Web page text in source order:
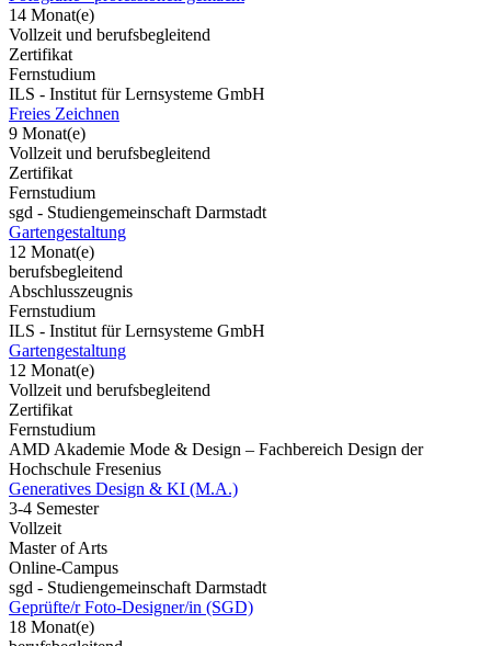
14 Monat(e)
Vollzeit und berufsbegleitend
Zertifikat
Fernstudium
ILS - Institut für Lernsysteme GmbH
Freies Zeichnen
9 Monat(e)
Vollzeit und berufsbegleitend
Zertifikat
Fernstudium
sgd - Studiengemeinschaft Darmstadt
Gartengestaltung
12 Monat(e)
berufsbegleitend
Abschlusszeugnis
Fernstudium
ILS - Institut für Lernsysteme GmbH
Gartengestaltung
12 Monat(e)
Vollzeit und berufsbegleitend
Zertifikat
Fernstudium
AMD Akademie Mode & Design – Fachbereich Design der
Hochschule Fresenius
Generatives Design & KI (M.A.)
3-4 Semester
Vollzeit
Master of Arts
Online-Campus
sgd - Studiengemeinschaft Darmstadt
Geprüfte/r Foto-Designer/in (SGD)
18 Monat(e)